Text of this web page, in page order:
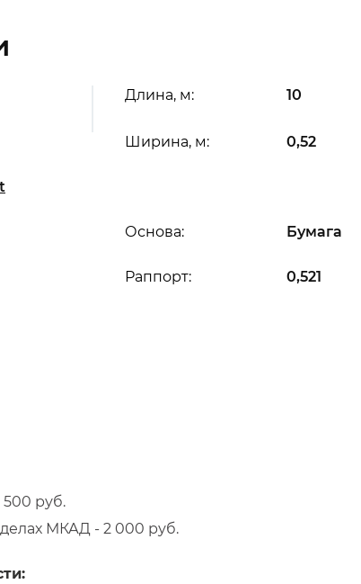
Длина, м: 10
Ширина, м: 0,52
Раппорт: 0,521
Основа: Бумага
руб.
МКАД - 2 000 руб.